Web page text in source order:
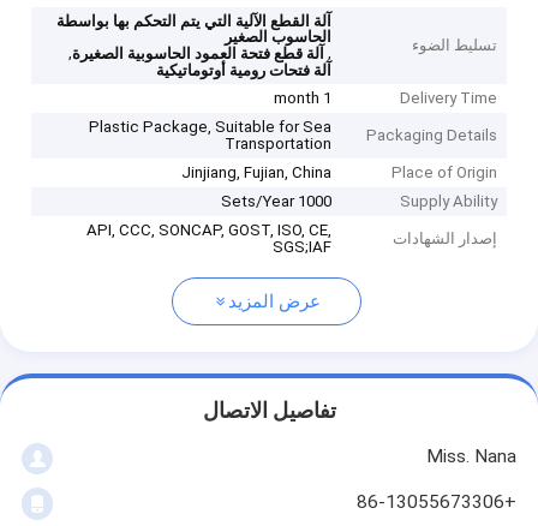
تسليط الضوء
آلة القطع الآلية التي يتم التحكم بها بواسطة
الحاسوب الصغير
, آلة قطع فتحة العمود الحاسوبية الصغيرة,
آلة فتحات رومية أوتوماتيكية
Delivery Time
1 month
Packaging Details
Plastic Package, Suitable for Sea
Transportation
Place of Origin
Jinjiang, Fujian, China
Supply Ability
1000 Sets/Year
إصدار الشهادات
API, CCC, SONCAP, GOST, ISO, CE,
SGS;IAF
عرض المزيد
تفاصيل الاتصال
Miss. Nana
+86-13055673306